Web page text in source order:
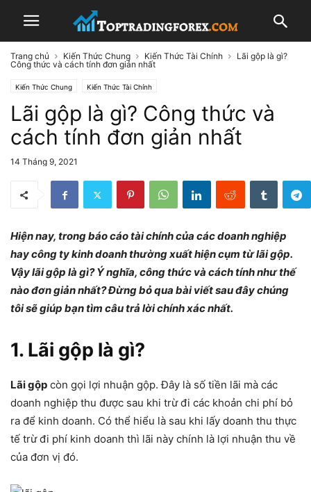
Trang chủ Kiến Thức Chung Kiến Thức Tài Chính
Lãi gộp là gì?
Công thức và cách tính đơn giản nhất
Kiến Thức Chung Kiến Thức Tài Chính
Lãi gộp là gì? Công thức và
cách tính đơn giản nhất
14 Tháng 9, 2021
Hiện nay, trong báo cáo tài chính của các doanh nghiệp
hay công ty kinh doanh thường xuất hiện cụm từ lãi gộp.
Vậy lãi gộp là gì? Ý nghĩa, công thức và cách tính như thế
nào đơn giản nhất? Đừng bỏ qua bài viết sau đây chúng
tôi sẽ giúp bạn tìm câu trả lời chính xác nhất.
1. Lãi gộp là gì?
Lãi gộp còn gọi lợi nhuận gộp. Đây là số tiền lãi mà các
doanh nghiệp thu được sau khi trừ đi các khoản chi phí bỏ
ra để kinh doanh. Có thể hiểu là sau khi lấy doanh thu thực
tế trừ đi phí kinh doanh thì lãi này chính là lợi nhuận thu về
của đơn vị đó.